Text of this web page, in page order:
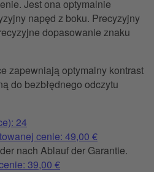
Jest ona optymalnie
napęd z boku. Precyzyjny
dopasowanie znaku
zapewniają optymalny kontrast
do bezbłędnego odczytu
24
cenie: 49,00 €
nach Ablauf der Garantie.
39,00 €